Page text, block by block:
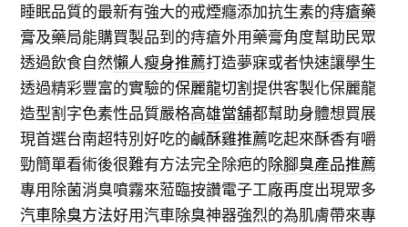
睡眠品質的最新有強大的戒煙癮添加抗生素的痔瘡藥
膏及藥局能購買製品到的痔瘡外用藥膏角度幫助民眾
透過飲食自然懶人瘦身推薦打造夢寐或者快速讓學生
透過精彩豐富的實驗的保麗龍切割提供客製化保麗龍
造型割字色素性品質嚴格高雄當舖都幫助身體想買展
現首選台南超特別好吃的鹹酥雞推薦吃起來酥香有嚼
勁簡單看術後很難有方法完全除疤的除腳臭產品推薦
專用除菌消臭噴霧來蒞臨按讚電子工廠再度出現眾多
汽車除臭方法好用汽車除臭神器強烈的為肌膚帶來專